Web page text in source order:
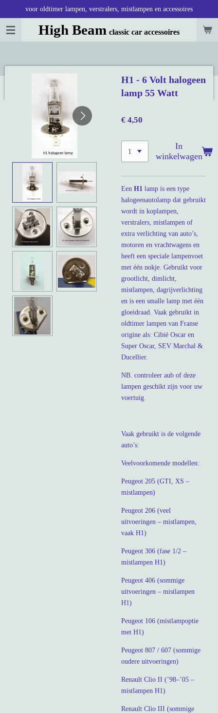
naar
High Beam classic car accessoires
voor oldtimer lampen, verstralers, mistlampen en accessoires
H1 - 6 Volt halogeen
lamp 55 Watt
€ 4,50
In
winkelwagen
Een H1 lamp is een type
halogeenautolamp dat gebruikt
wordt in koplampen,
verstralers, mistlampen of
extra verlichting van auto’s,
motoren en vrachtwagens en
heeft een speciale lampenvoet
met één nokje. Gebruikt voor
grootlicht, dimlicht,
mistlampen, dagrijverlichting
en is een smalle lamp met één
gloeidraad. Vaak gebruikt in
oldtimer lampen van Franse
origine als: Cibié Oscar en
Super Oscar, SEV Marchal &
Ducellier.
NB. controleer aub of deze
lampen geschikt zijn voor uw
voertuig.
Vaak gebruikt is de volgende
auto’s:
Veelvoorkomende modellen:
Peugeot 205 (GTI, XS –
mistlampen)
Peugeot 206 (veel
uitvoeringen – mistlampen,
vaak H1)
Peugeot 306 (fase 1/2 –
mistlampen H1)
Peugeot 406 (sommige
uitvoeringen – mistlampen
H1)
Peugeot 106 (mistlampoptie
met H1)
Peugeot 807 / 607 (sommige
oudere uitvoeringen)
Renault Clio II (’98–’05 –
mistlampen H1)
Renault Clio III (sommige